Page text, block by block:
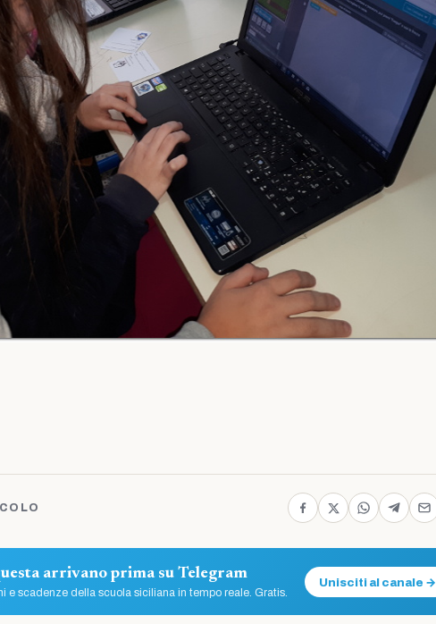
arrivano prima su Telegram
e scadenze della scuola siciliana in tempo reale. Gratis.
Unisciti al canale →